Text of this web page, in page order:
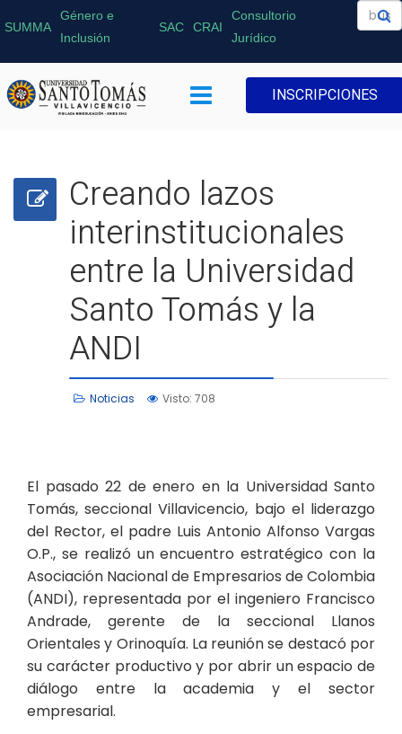
SUMMA
Género e
Inclusión
SAC CRAI
Consultorio
Jurídico
INSCRIPCIONES
Creando lazos
interinstitucionales
entre la Universidad
Santo Tomás y la
ANDI
Noticias Visto: 708
El pasado 22 de enero en la Universidad Santo
Tomás, seccional Villavicencio, bajo el liderazgo
del Rector, el padre Luis Antonio Alfonso Vargas
O.P., se realizó un encuentro estratégico con la
Asociación Nacional de Empresarios de Colombia
(ANDI), representada por el ingeniero Francisco
Andrade, gerente de la seccional Llanos
Orientales y Orinoquía. La reunión se destacó por
su carácter productivo y por abrir un espacio de
diálogo entre la academia y el sector
empresarial.